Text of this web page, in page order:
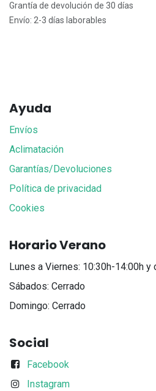
Grantía de devolución de 30 días
Envío: 2-3 días laborables
Ayuda
Envíos
Aclimatación
Garantías/Devoluciones
Política de privacidad
Cookies
Horario Verano
Lunes a Viernes: 10:30h-14:00h y
Sábados: Cerrado
Domingo: Cerrado
Social
Facebook
Instagram